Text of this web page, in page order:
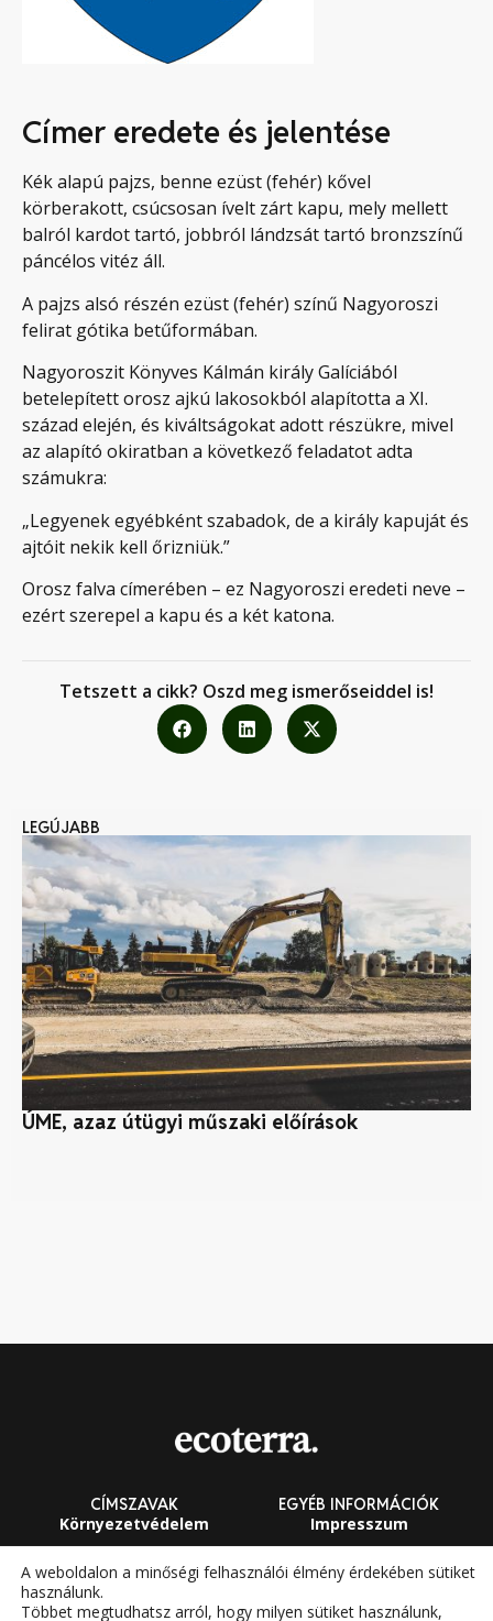
Címer eredete és jelentése
Kék alapú pajzs, benne ezüst (fehér) kővel
körberakott, csúcsosan ívelt zárt kapu, mely mellett
balról kardot tartó, jobbról lándzsát tartó bronzszínű
páncélos vitéz áll.
A pajzs alsó részén ezüst (fehér) színű Nagyoroszi
felirat gótika betűformában.
Nagyoroszit Könyves Kálmán király Galíciából
betelepített orosz ajkú lakosokból alapította a XI.
század elején, és kiváltságokat adott részükre, mivel
az alapító okiratban a következő feladatot adta
számukra:
„Legyenek egyébként szabadok, de a király kapuját és
ajtóit nekik kell őrizniük.”
Orosz falva címerében – ez Nagyoroszi eredeti neve –
ezért szerepel a kapu és a két katona.
Tetszett a cikk? Oszd meg ismerőseiddel is!
LEGÚJABB
ÚME, azaz útügyi műszaki előírások
CÍMSZAVAK
Környezetvédelem
Fenntarthatóság
Megújuló energia
EGYÉB INFORMÁCIÓK
Impresszum
Általános Szerződési
Feltételek
A weboldalon a minőségi felhasználói élmény érdekében sütiket
használunk.
Többet megtudhatsz arról, hogy milyen sütiket használunk,